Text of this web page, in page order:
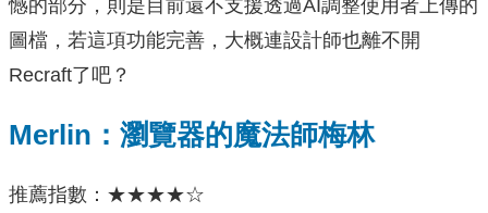
憾的部分，則是目前還不支援透過AI調整使用者上傳的
圖檔，若這項功能完善，大概連設計師也離不開
Recraft了吧？
Merlin：瀏覽器的魔法師梅林
推薦指數：★★★★☆